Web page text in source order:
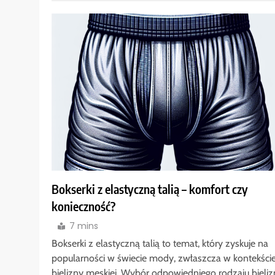
Bokserki z elastyczną talią – komfort czy
konieczność?
7 mins
Bokserki z elastyczną talią to temat, który zyskuje na
popularności w świecie mody, zwłaszcza w